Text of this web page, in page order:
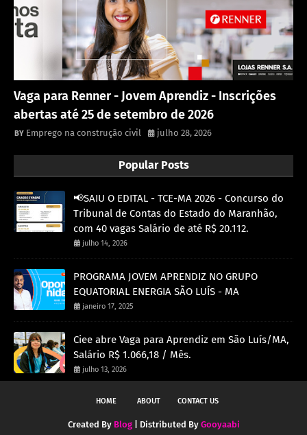
Vaga para Renner - Jovem Aprendiz - Inscrições
abertas até 25 de setembro de 2026
Emprego na construção civil julho 28, 2026
Popular Posts
📢SAIU O EDITAL - TCE-MA 2026 - Concurso do
Tribunal de Contas do Estado do Maranhão,
com 40 vagas Salário de até R$ 20.112.
julho 14, 2026
PROGRAMA JOVEM APRENDIZ NO GRUPO
EQUATORIAL ENERGIA SÃO LUÍS - MA
janeiro 17, 2025
Ciee abre Vaga para Aprendiz em São Luís/MA,
Salário R$ 1.066,18 / Mês.
julho 13, 2026
HOME ABOUT CONTACT US
Created By Blog| Distributed By Gooyaabi